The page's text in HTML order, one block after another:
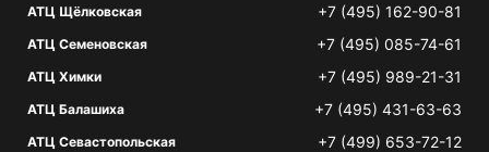
АТЦ Щёлковская +7 (495) 162-90-81
АТЦ Семеновская +7 (495) 085-74-61
АТЦ Химки +7 (495) 989-21-31
АТЦ Балашиха +7 (495) 431-63-63
АТЦ Севастопольская +7 (499) 653-72-12